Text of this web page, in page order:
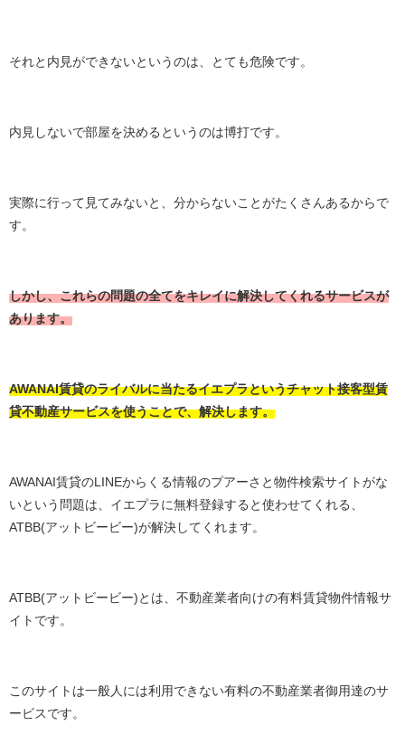
それと内見ができないというのは、とても危険です。
内見しないで部屋を決めるというのは博打です。
実際に行って見てみないと、分からないことがたくさんあるからで
す。
しかし、これらの問題の全てをキレイに解決してくれるサービスが
あります。
AWANAI賃貸のライバルに当たるイエプラというチャット接客型賃
貸不動産サービスを使うことで、解決します。
AWANAI賃貸のLINEからくる情報のプアーさと物件検索サイトがな
いという問題は、イエプラに無料登録すると使わせてくれる、
ATBB(アットビービー)が解決してくれます。
ATBB(アットビービー)とは、不動産業者向けの有料賃貸物件情報サ
イトです。
このサイトは一般人には利用できない有料の不動産業者御用達のサ
ービスです。